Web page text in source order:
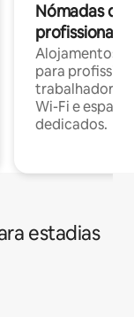
Nómadas
profissionais
Alojamentos
para
trabalhadores
Wi-Fi e
dedicados.
estadias